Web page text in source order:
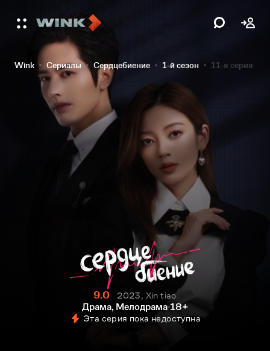
Wink Сериалы Сердцебиение 1-й сезон 11-я серия
9.0
2023, Xin tiao
Драма, Мелодрама 18+
Эта серия пока недоступна